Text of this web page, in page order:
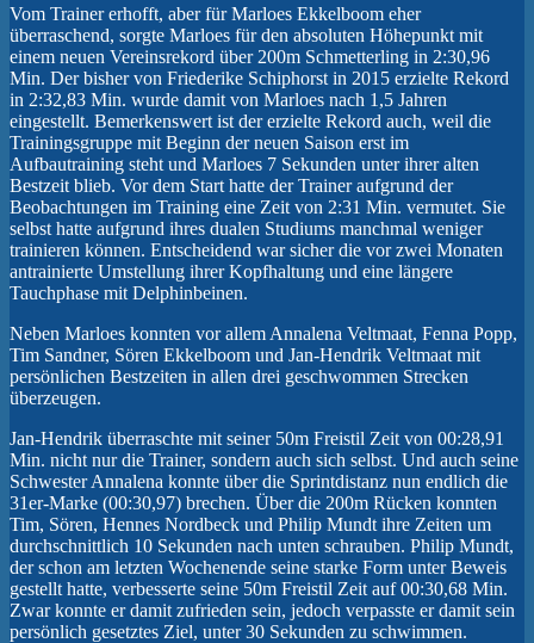
Vom Trainer erhofft, aber für Marloes Ekkelboom eher
überraschend, sorgte Marloes für den absoluten Höhepunkt mit
einem neuen Vereinsrekord über 200m Schmetterling in 2:30,96
Min. Der bisher von Friederike Schiphorst in 2015 erzielte Rekord
in 2:32,83 Min. wurde damit von Marloes nach 1,5 Jahren
eingestellt. Bemerkenswert ist der erzielte Rekord auch, weil die
Trainingsgruppe mit Beginn der neuen Saison erst im
Aufbautraining steht und Marloes 7 Sekunden unter ihrer alten
Bestzeit blieb. Vor dem Start hatte der Trainer aufgrund der
Beobachtungen im Training eine Zeit von 2:31 Min. vermutet. Sie
selbst hatte aufgrund ihres dualen Studiums manchmal weniger
trainieren können. Entscheidend war sicher die vor zwei Monaten
antrainierte Umstellung ihrer Kopfhaltung und eine längere
Tauchphase mit Delphinbeinen.
Neben Marloes konnten vor allem Annalena Veltmaat, Fenna Popp,
Tim Sandner, Sören Ekkelboom und Jan-Hendrik Veltmaat mit
persönlichen Bestzeiten in allen drei geschwommen Strecken
überzeugen.
Jan-Hendrik überraschte mit seiner 50m Freistil Zeit von 00:28,91
Min. nicht nur die Trainer, sondern auch sich selbst. Und auch seine
Schwester Annalena konnte über die Sprintdistanz nun endlich die
31er-Marke (00:30,97) brechen. Über die 200m Rücken konnten
Tim, Sören, Hennes Nordbeck und Philip Mundt ihre Zeiten um
durchschnittlich 10 Sekunden nach unten schrauben. Philip Mundt,
der schon am letzten Wochenende seine starke Form unter Beweis
gestellt hatte, verbesserte seine 50m Freistil Zeit auf 00:30,68 Min.
Zwar konnte er damit zufrieden sein, jedoch verpasste er damit sein
persönlich gesetztes Ziel, unter 30 Sekunden zu schwimmen.